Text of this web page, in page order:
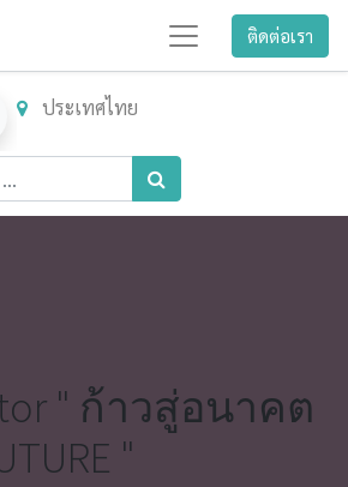
ติดต่อเรา
ประเทศไทย
" ก้าวสู่อนาคต
"